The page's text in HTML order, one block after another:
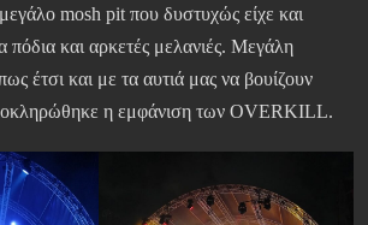
mosh pit που δυστυχώς είχε και
και αρκετές μελανιές. Μεγάλη
έτσι και με τα αυτιά μας να βουίζουν
η εμφάνιση των OVERKILL.